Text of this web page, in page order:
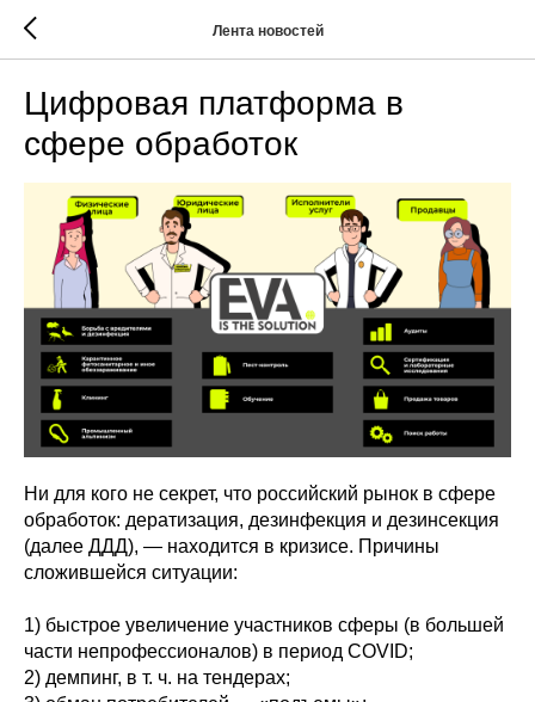
Лента новостей
Цифровая платформа в
сфере обработок
Ни для кого не секрет, что российский рынок в сфере
обработок: дератизация, дезинфекция и дезинсекция
(далее ДДД), — находится в кризисе. Причины
сложившейся ситуации:
1) быстрое увеличение участников сферы (в большей
части непрофессионалов) в период COVID;
2) демпинг, в т. ч. на тендерах;